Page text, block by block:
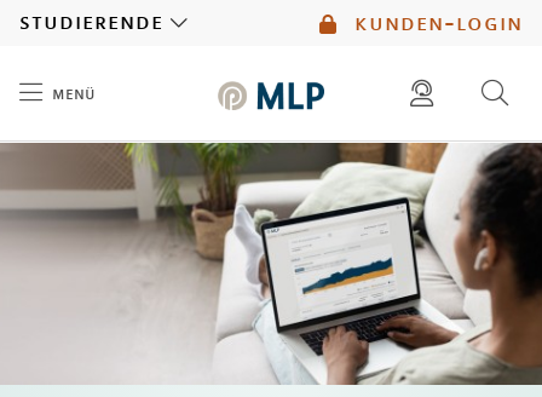
kunden-login
studierende
menü
diese website durchsuchen
mlp berater finden